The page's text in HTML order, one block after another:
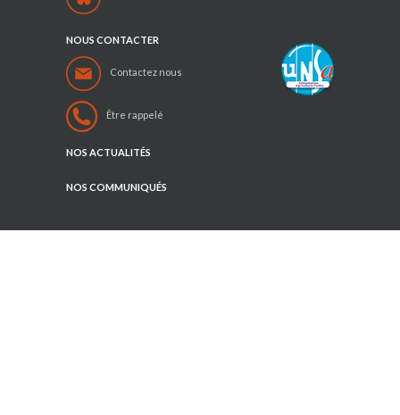
NOUS CONTACTER
Contactez nous
Être rappelé
NOS ACTUALITÉS
NOS COMMUNIQUÉS